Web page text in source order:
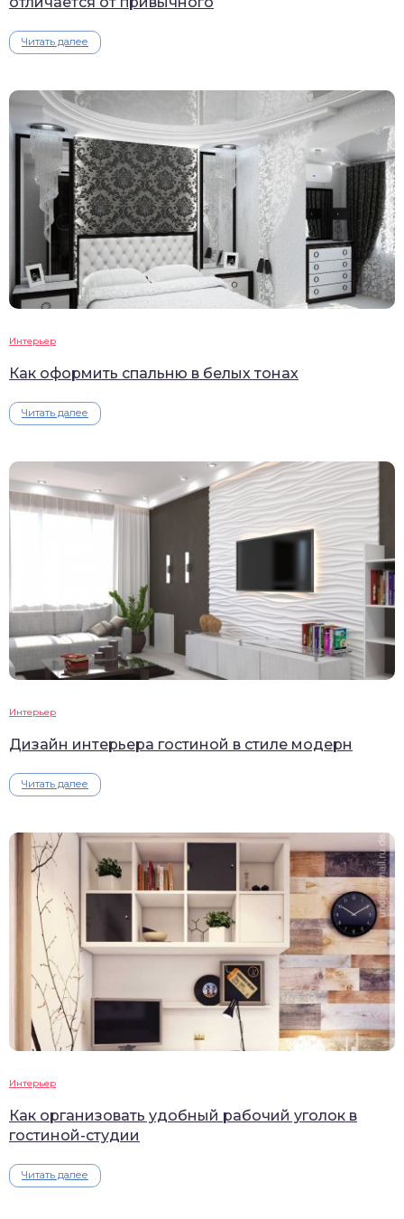
Читать далее
Интерьер
Как оформить спальню в белых тонах
Читать далее
Интерьер
Дизайн интерьера гостиной в стиле модерн
Читать далее
Интерьер
Как организовать удобный рабочий уголок в
гостиной-студии
Читать далее